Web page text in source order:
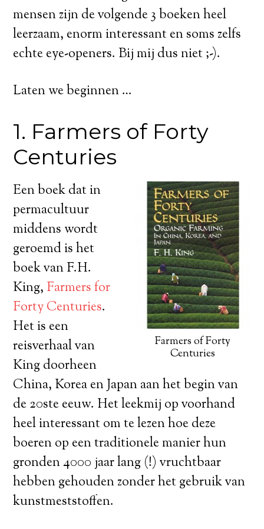
mensen zijn de volgende 3 boeken heel
leerzaam, enorm interessant en soms zelfs
echte eye-openers. Bij mij dus niet ;-).
Laten we beginnen …
1. Farmers of Forty
Centuries
Farmers of Forty
Centuries
Een boek dat in
permacultuur
middens wordt
geroemd is het
boek van F.H.
King, Farmers for
Forty Centuries.
Het is een
reisverhaal van
King doorheen
China, Korea en Japan aan het begin van
de 20ste eeuw. Het leekmij op voorhand
heel interessant om te lezen hoe deze
boeren op een traditionele manier hun
gronden 4000 jaar lang (!) vruchtbaar
hebben gehouden zonder het gebruik van
kunstmeststoffen.